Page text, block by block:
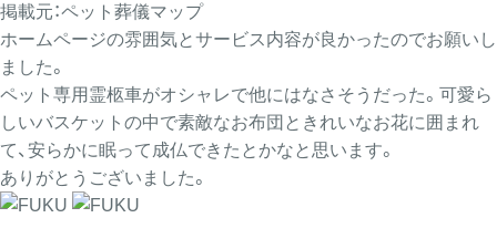
掲載元：ペット葬儀マップ
ホームページの雰囲気とサービス内容が良かったのでお願いし
ました。
ペット専用霊柩車がオシャレで他にはなさそうだった。可愛ら
しいバスケットの中で素敵なお布団ときれいなお花に囲まれ
て、安らかに眠って成仏できたとかなと思います。
ありがとうございました。